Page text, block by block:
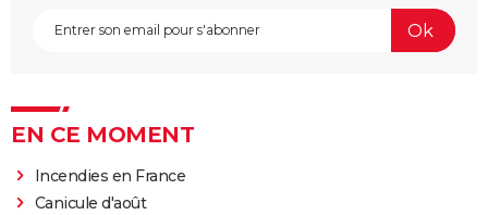
EN CE MOMENT
Incendies en France
Canicule d'août